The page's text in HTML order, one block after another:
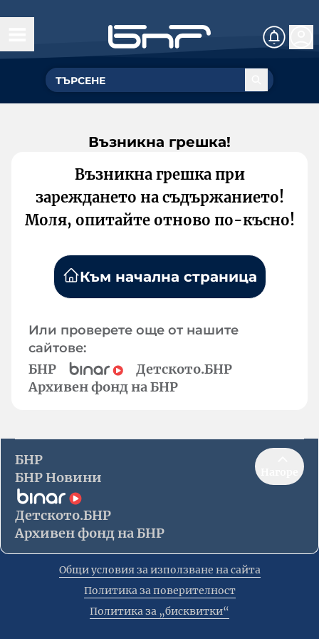
Възникна грешка!
Възникна грешка при
зареждането на съдържанието!
Моля, опитайте отново по-късно!
Към начална страница
Или проверете още от нашите
сайтове:
БНР
Детското.БНР
Архивен фонд на БНР
БНР
БНР Новини
Детското.БНР
Архивен фонд на БНР
Общи условия за използване на сайта
Политика за поверителност
Политика за „бисквитки“